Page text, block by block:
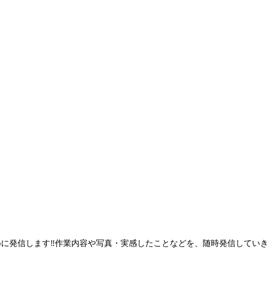
発信します‼︎作業内容や写真・実感したことなどを、随時発信していき